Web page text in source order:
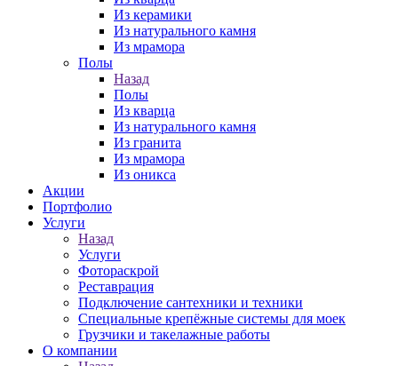
Из керамики
Из натурального камня
Из мрамора
Полы
Назад
Полы
Из кварца
Из натурального камня
Из гранита
Из мрамора
Из оникса
Акции
Портфолио
Услуги
Назад
Услуги
Фотораскрой
Реставрация
Подключение сантехники и техники
Специальные крепёжные системы для моек
Грузчики и такелажные работы
О компании